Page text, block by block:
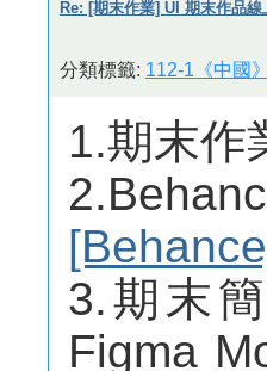
Re: [期末作業] UI 期末作品線
分類標籤: 112-1《中國
1.期末作
3.期末
Figma